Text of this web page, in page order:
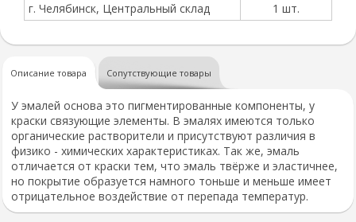
г. Челябинск, Центральный склад
1 шт.
Описание товара Сопутствующие товары
У эмалей основа это пигментированные компоненты, у
краски связующие элементы. В эмалях имеются только
органические растворители и присутствуют различия в
физико - химических характеристиках. Так же, эмаль
отличается от краски тем, что эмаль твёрже и эластичнее,
но покрытие образуется намного тоньше и меньше имеет
отрицательное воздействие от перепада температур.